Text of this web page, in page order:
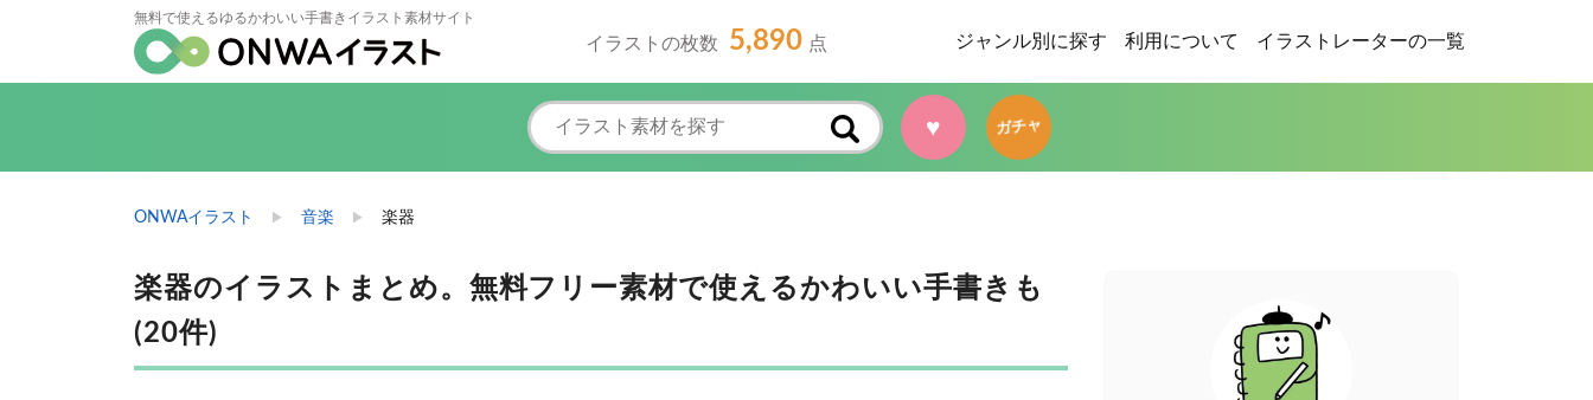
無料で使えるゆるかわいい手書きイラスト素材サイト
イラストの枚数 5,890 点 ジャンル別に探す 利用について イラストレーターの一覧
♥ ガチャ
ONWAイラスト 音楽 楽器
楽器のイラストまとめ。無料フリー素材で使えるかわいい手書きも
(20件)